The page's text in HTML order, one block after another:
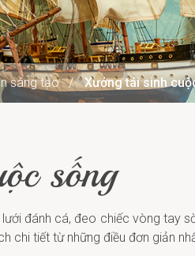
sáng tạo Xưởng tái sinh
sống
đánh cá, đeo chiếc vòng tay
chi tiết từ những điều đơn giản